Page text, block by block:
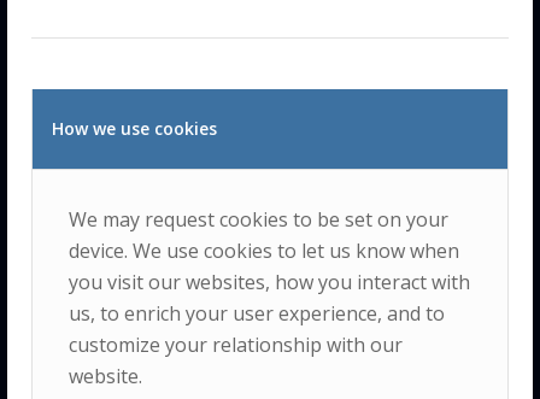
How we use cookies
We may request cookies to be set on your
device. We use cookies to let us know when
you visit our websites, how you interact with
us, to enrich your user experience, and to
customize your relationship with our
website.
INSIGHT
The Insight is a
multidisciplinary
research center
dedicated to
advancing the
understanding